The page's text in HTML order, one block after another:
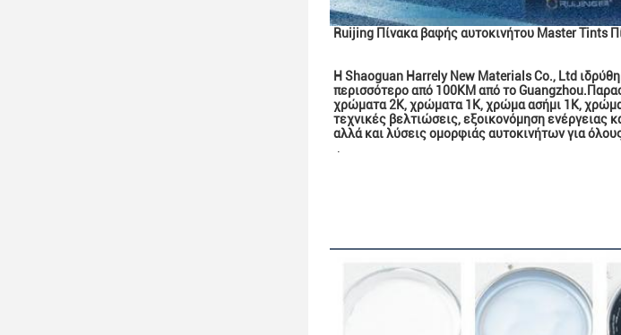
Ruijing Πίνακα βαφής αυτοκινήτου Master Tints
Η Shaoguan Harrely New Materials Co., Ltd
περισσότερο από 100KM από το
χρώματα 2K, χρώματα 1K, χρώμα ασήμι 1K, χρώμα
τεχνικές βελτιώσεις, εξοικονόμηση
αλλά και λύσεις ομορφιάς αυτοκινήτων για